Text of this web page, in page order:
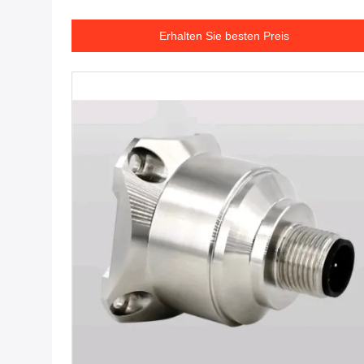
Erhalten Sie besten Preis